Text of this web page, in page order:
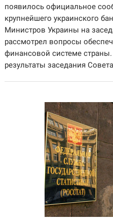
появилось официальное
крупнейшего украинского
Министров Украины на
рассмотрел вопросы
финансовой системе
результаты заседания